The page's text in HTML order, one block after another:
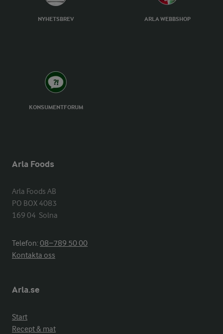
NYHETSBREV ARLA WEBBSHOP
KONSUMENTFORUM
Arla Foods
Arla Foods AB
PO BOX 4083
169 04  Solna
Telefon:08−789 50 00
Kontakta oss
Arla.se
Start
Recept & mat